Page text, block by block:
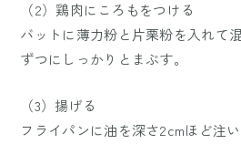
（2）鶏肉にころもをつける
バットに薄力粉と片栗粉を入れて
ずつにしっかりとまぶす。
（3）揚げる
フライパンに油を深さ2cmほど注